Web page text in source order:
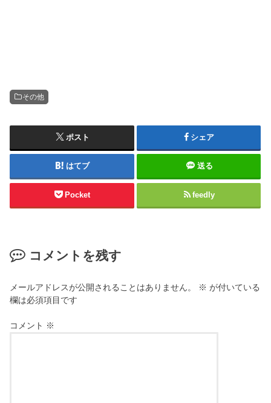
その他
ポスト シェア
はてブ 送る
Pocket feedly
コメントを残す
メールアドレスが公開されることはありません。 ※ が付いている
欄は必須項目です
コメント ※